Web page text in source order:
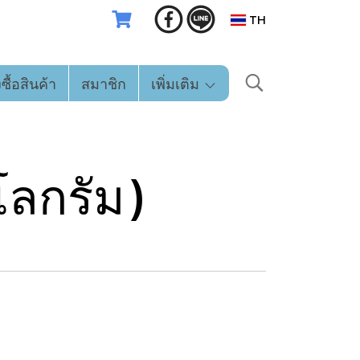
TH
อสินค้า สมาชิก เพิ่มเติม
กรัม)